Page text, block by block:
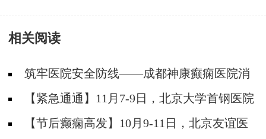
失眠问题
相关阅读
筑牢医院安全防线——成都神康癫痫医院消
防安全培训纪实
【紧急通通】11月7-9日，北京大学首钢医院
神经内科胡颖教授亲临成都会诊，破解癫痫疑难
【节后癫痫高发】10月9-11日，北京友谊医